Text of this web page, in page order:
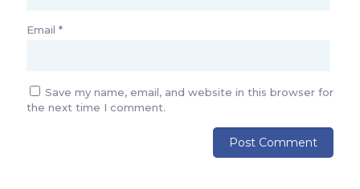
Email *
Save my name, email, and website in this browser for
the next time I comment.